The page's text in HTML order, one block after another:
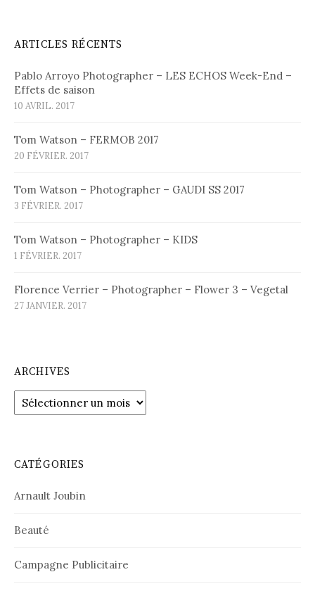
ARTICLES RÉCENTS
Pablo Arroyo Photographer – LES ECHOS Week-End –
Effets de saison
10 AVRIL. 2017
Tom Watson – FERMOB 2017
20 FÉVRIER. 2017
Tom Watson – Photographer – GAUDI SS 2017
3 FÉVRIER. 2017
Tom Watson – Photographer – KIDS
1 FÉVRIER. 2017
Florence Verrier – Photographer – Flower 3 – Vegetal
27 JANVIER. 2017
ARCHIVES
Archives
CATÉGORIES
Arnault Joubin
Beauté
Campagne Publicitaire